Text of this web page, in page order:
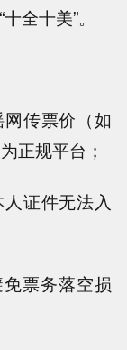
全十美”。
传票价（如
正规平台；
证件无法入
票务落空损